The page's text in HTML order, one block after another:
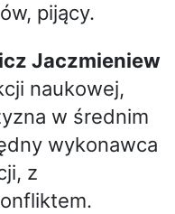
pijący.
Jaczmieniew
naukowej,
w średnim
wykonawca
z